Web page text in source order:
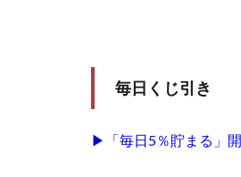
毎日くじ引き
▶「毎日5％貯まる」